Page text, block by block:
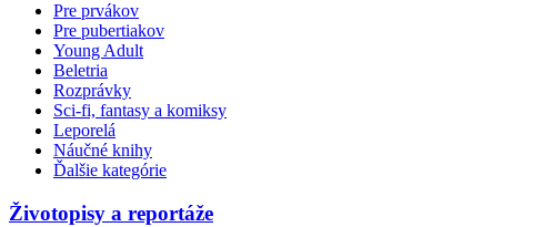
Pre prvákov
Pre pubertiakov
Young Adult
Beletria
Rozprávky
Sci-fi, fantasy a komiksy
Leporelá
Náučné knihy
Ďalšie kategórie
Životopisy a reportáže